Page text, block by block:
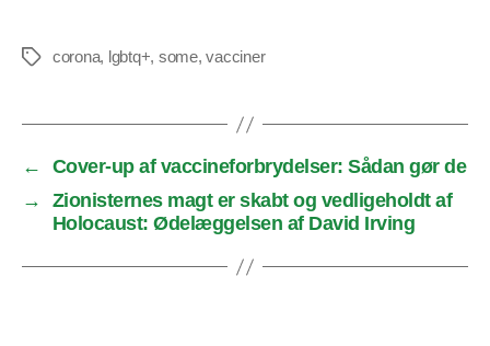
Tagscorona, lgbtq+, some,vacciner
←
Cover-up af vaccineforbrydelser: Sådan gør de
→
Zionisternes magt er skabt og vedligeholdt af
Holocaust: Ødelæggelsen af David Irving